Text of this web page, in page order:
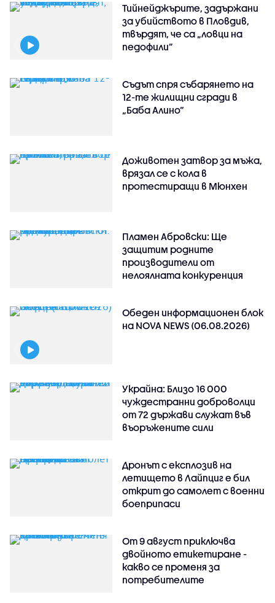
Тийнейджърите, задържани
за убийството в Пловдив,
твърдят, че са „ловци на
педофили”
Съдът спря събарянето на
12-те жилищни сгради в
„Баба Алино“
Доживотен затвор за мъжа,
врязал се с кола в
протестиращи в Мюнхен
Пламен Абровски: Ще
защитим родните
производители от
нелоялната конкуренция
Обеден информационен блок
на NOVA NEWS (06.08.2026)
Украйна: Близо 16 000
чуждестранни доброволци
от 72 държави служат във
въоръжените сили
Дронът с експлозив на
летището в Лайпциг е бил
открит до самолет с военни
боеприпаси
От 9 август приключва
двойното етикетиране -
какво се променя за
потребителите